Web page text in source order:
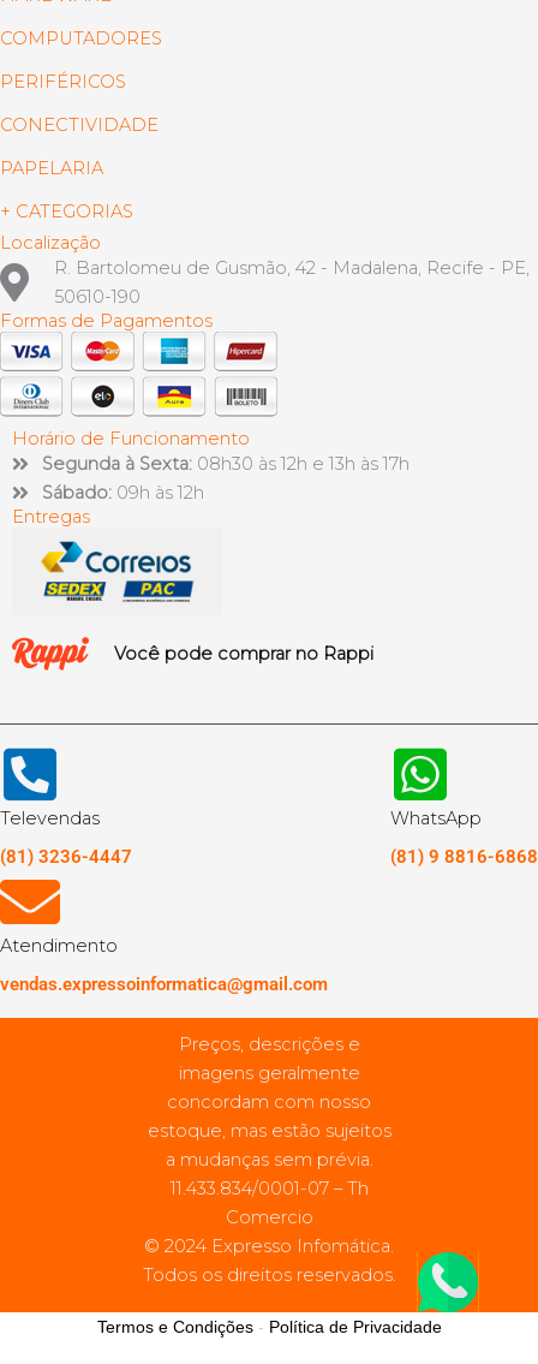
COMPUTADORES
PERIFÉRICOS
CONECTIVIDADE
PAPELARIA
+ CATEGORIAS
Localização
R. Bartolomeu de Gusmão, 42 - Madalena, Recife - PE,
50610-190
Formas de Pagamentos
Horário de Funcionamento
Segunda à Sexta: 08h30 às 12h e 13h às 17h
Sábado: 09h às 12h
Entregas
Você pode comprar no Rappi
Televendas
(81) 3236-4447
WhatsApp
(81) 9 8816-6868
Atendimento
vendas.expressoinformatica@gmail.com
Preços, descrições e
imagens geralmente
concordam com nosso
estoque, mas estão sujeitos
a mudanças sem prévia.
11.433.834/0001-07 – Th
Comercio
© 2024 Expresso Infomática.
Todos os direitos reservados.
Termos e Condições- Política de Privacidade